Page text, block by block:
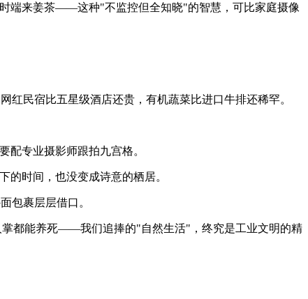
端来姜茶——这种"不监控但全知晓"的智慧，可比家庭摄像
民宿比五星级酒店还贵，有机蔬菜比进口牛排还稀罕。
配专业摄影师跟拍九宫格。
的时间，也没变成诗意的栖居。
包裹层层借口。
掌都能养死——我们追捧的"自然生活"，终究是工业文明的精